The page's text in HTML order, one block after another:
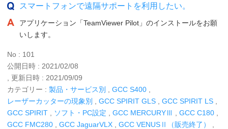
スマートフォンで遠隔サポートを利用したい。
アプリケーション「TeamViewer Pilot」のインストールをお願
いします。
No : 101
公開日時 : 2021/02/08
, 更新日時 : 2021/09/09
カテゴリー : 製品・サービス別 GCC S400
レーザーカッターの現象別
GCC SPIRIT GLS GCC SPIRIT LS
GCC SPIRIT
ソフト・PC設定 GCC MERCURYⅢ GCC C180
GCC FMC280
GCC JaguarVLX GCC VENUSⅡ（販売終了）